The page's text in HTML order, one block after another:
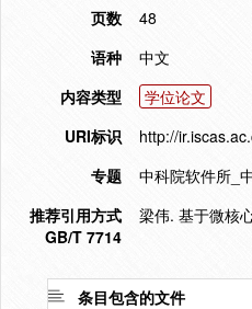
页数
48
语种
中文
内容类型
学位论文
URI标识
http://
专题
中科院软件所_
推荐引用方式
GB/T 7714
梁伟. 基于微核
条目包含的文件